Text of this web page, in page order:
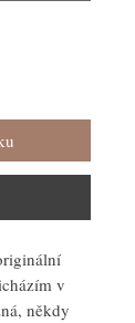
v
někdy